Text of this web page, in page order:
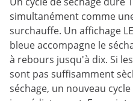
simultanément comme
surchauffe. Un affichage
bleue accompagne le
à rebours jusqu'à dix. Si
sont pas suffisamment
séchage, un nouveau